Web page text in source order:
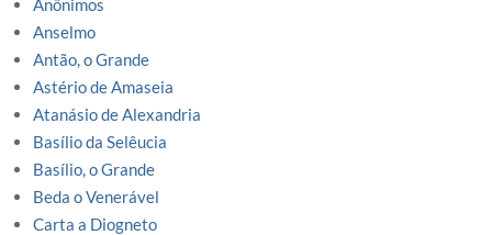
Anônimos
Anselmo
Antão, o Grande
Astério de Amaseia
Atanásio de Alexandria
Basílio da Selêucia
Basílio, o Grande
Beda o Venerável
Carta a Diogneto